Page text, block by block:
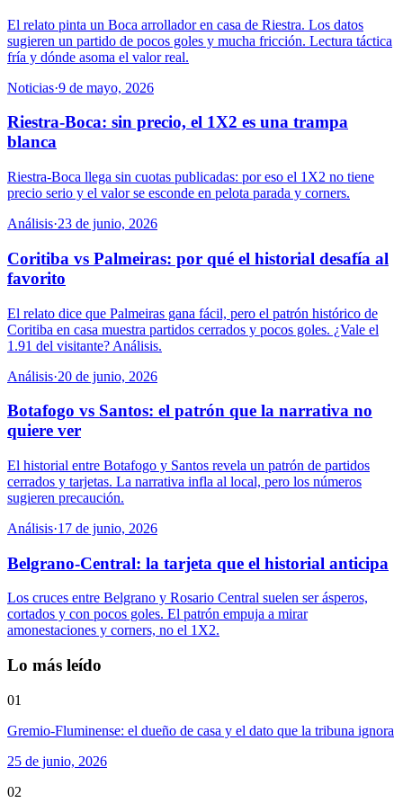
El relato pinta un Boca arrollador en casa de Riestra. Los datos
sugieren un partido de pocos goles y mucha fricción. Lectura táctica
fría y dónde asoma el valor real.
Noticias·9 de mayo, 2026
Riestra-Boca: sin precio, el 1X2 es una trampa
blanca
Riestra-Boca llega sin cuotas publicadas: por eso el 1X2 no tiene
precio serio y el valor se esconde en pelota parada y corners.
Análisis·23 de junio, 2026
Coritiba vs Palmeiras: por qué el historial desafía al
favorito
El relato dice que Palmeiras gana fácil, pero el patrón histórico de
Coritiba en casa muestra partidos cerrados y pocos goles. ¿Vale el
1.91 del visitante? Análisis.
Análisis·20 de junio, 2026
Botafogo vs Santos: el patrón que la narrativa no
quiere ver
El historial entre Botafogo y Santos revela un patrón de partidos
cerrados y tarjetas. La narrativa infla al local, pero los números
sugieren precaución.
Análisis·17 de junio, 2026
Belgrano-Central: la tarjeta que el historial anticipa
Los cruces entre Belgrano y Rosario Central suelen ser ásperos,
cortados y con pocos goles. El patrón empuja a mirar
amonestaciones y corners, no el 1X2.
Lo más leído
01
Gremio-Fluminense: el dueño de casa y el dato que la tribuna ignora
25 de junio, 2026
02